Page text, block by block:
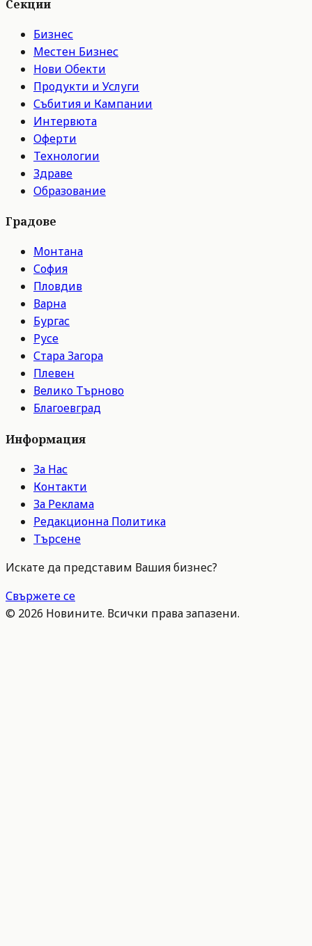
Секции
Бизнес
Местен Бизнес
Нови Обекти
Продукти и Услуги
Събития и Кампании
Интервюта
Оферти
Технологии
Здраве
Образование
Градове
Монтана
София
Пловдив
Варна
Бургас
Русе
Стара Загора
Плевен
Велико Търново
Благоевград
Информация
За Нас
Контакти
За Реклама
Редакционна Политика
Търсене
Искате да представим Вашия бизнес?
Свържете се
© 2026 Новините. Всички права запазени.